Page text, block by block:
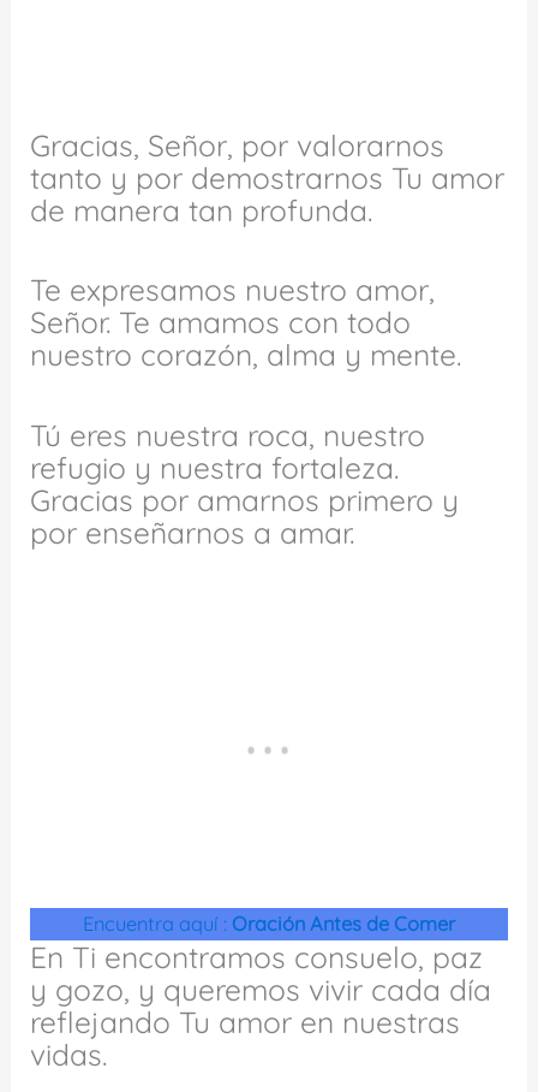
Gracias, Señor, por valorarnos
tanto y por demostrarnos Tu amor
de manera tan profunda.
Te expresamos nuestro amor,
Señor. Te amamos con todo
nuestro corazón, alma y mente.
Tú eres nuestra roca, nuestro
refugio y nuestra fortaleza.
Gracias por amarnos primero y
por enseñarnos a amar.
Encuentra aquí : Oración Antes de Comer
En Ti encontramos consuelo, paz
y gozo, y queremos vivir cada día
reflejando Tu amor en nuestras
vidas.